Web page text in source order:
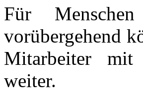
Für
vorübergehend
Mitarbeiter mit
weiter.